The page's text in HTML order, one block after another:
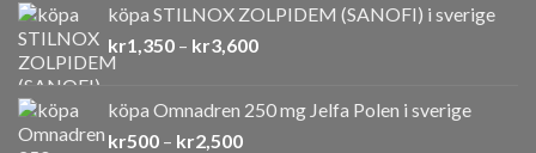
kr37,000
köpa STILNOX ZOLPIDEM (SANOFI) i sverige
kr1,350 – kr3,600Prisintervall:
kr3,600
köpa Omnadren 250 mg Jelfa Polen i sverige
kr500 – kr2,500Prisintervall: